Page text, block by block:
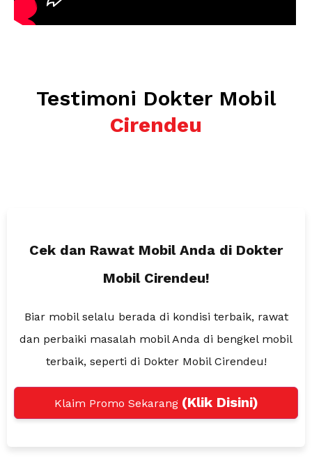
Testimoni Dokter Mobil
Cirendeu
Cek dan Rawat Mobil Anda di Dokter
Mobil Cirendeu!
Biar mobil selalu berada di kondisi terbaik, rawat
dan perbaiki masalah mobil Anda di bengkel mobil
terbaik, seperti di Dokter Mobil Cirendeu!
Klaim Promo Sekarang (Klik Disini)